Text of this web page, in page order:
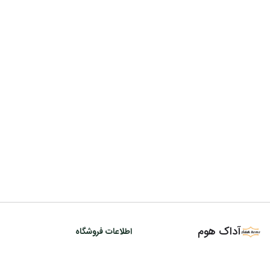
آداک هوم اطلاعات فروشگاه